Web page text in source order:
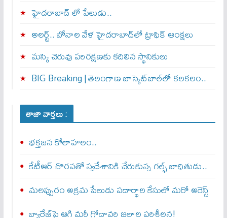
హైదరాబాద్ లో పేలుడు..
అలర్ట్‌.. బోనాల వేళ హైదరాబాద్‌లో ట్రాఫిక్‌ ఆంక్షలు
మస్కి చెరువు పరిరక్షణకు కదిలిన స్థానికులు
BIG Breaking | తెలంగాణ బాస్కెట్‌బాల్‌లో కలకలం..
తాజా వార్తలు :
భక్తజన కోలాహలం..
కేటీఆర్‌ చొరవతో స్వదేశానికి చేరుకున్న గల్ఫ్‌ బాధితుడు..
మలప్పురం అక్రమ పేలుడు పదార్థాల కేసులో మరో అరెస్ట్‌
బ్యారేజ్‌పై ఆగి మరీ గోదావరి జలాల పరిశీలన!